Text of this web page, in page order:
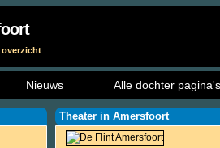
overzicht
Nieuws Alle dochter pagina's
Theater in Amersfoort